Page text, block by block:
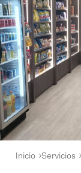
Inicio Servicios